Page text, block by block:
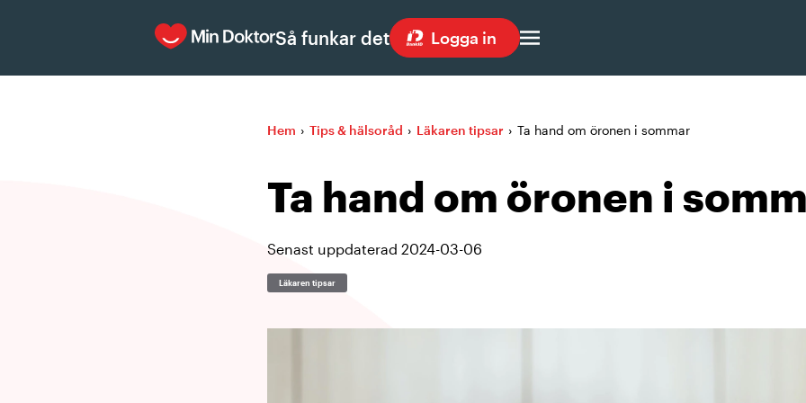
Så funkar det Logga in
Hem › Tips & hälsoråd › Läkaren tipsar › Ta hand om öronen i sommar
Ta hand om öronen i
Senast uppdaterad 2024-03-06
Läkaren tipsar